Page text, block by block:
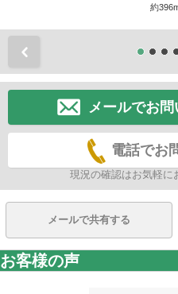
約
メールでお
電話でお
現況の確認はお気軽に
メールで共有する
お客様の声